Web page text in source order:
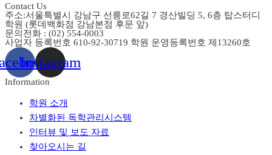
Contact Us
주소:서울특별시 강남구 선릉로62길 7 경산빌딩 5, 6층 탑스터디
학원 (롯데백화점 강남본점 후문 앞)
문의전화 : (02) 554-0003
사업자 등록번호 610-92-30719 학원 운영등록번호 제13260호
Instagram
Information
Menu
학원 소개
차별화된 독학관리시스템
인터뷰 및 보도 자료
찾아오시는 길